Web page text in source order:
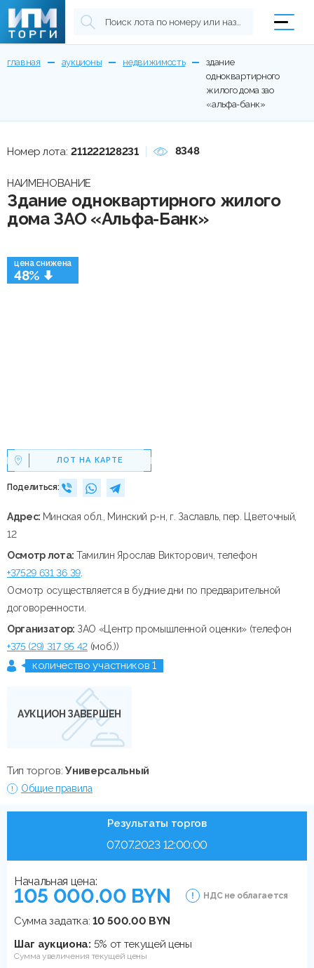
главная аукционы недвижимость
здание
одноквартирного
жилого дома зао
«альфа-банк»
цена снижена
48%
ЛОТ НА КАРТЕ
Поделиться:
Номер лота: 211222128231 8348
НАИМЕНОВАНИЕ
Здание одноквартирного жилого
дома ЗАО «Альфа-Банк»
Адрес: Минская обл., Минский р-н, г. Заславль, пер. Цветочный,
12
Осмотр лота: Тамилин Ярослав Викторович, телефон
+37529 631 36 39.
Осмотр осуществляется в будние дни по предварительной
договоренности.
Организатор: ЗАО «Центр промышленной оценки» (телефон
+375 (29) 317 95 42(моб.))
количество участников 1
АУКЦИОН ЗАВЕРШЕН
Тип торгов:Универсальный
Общие правила
Результаты торгов
07.07.2023 12:00:00
Начальная цена:
105 000.00 BYN НДС не облагается
Сумма задатка:10 500.00 BYN
Шаг аукциона: 5% от текущей цены
Сумма увеличения текущей цены